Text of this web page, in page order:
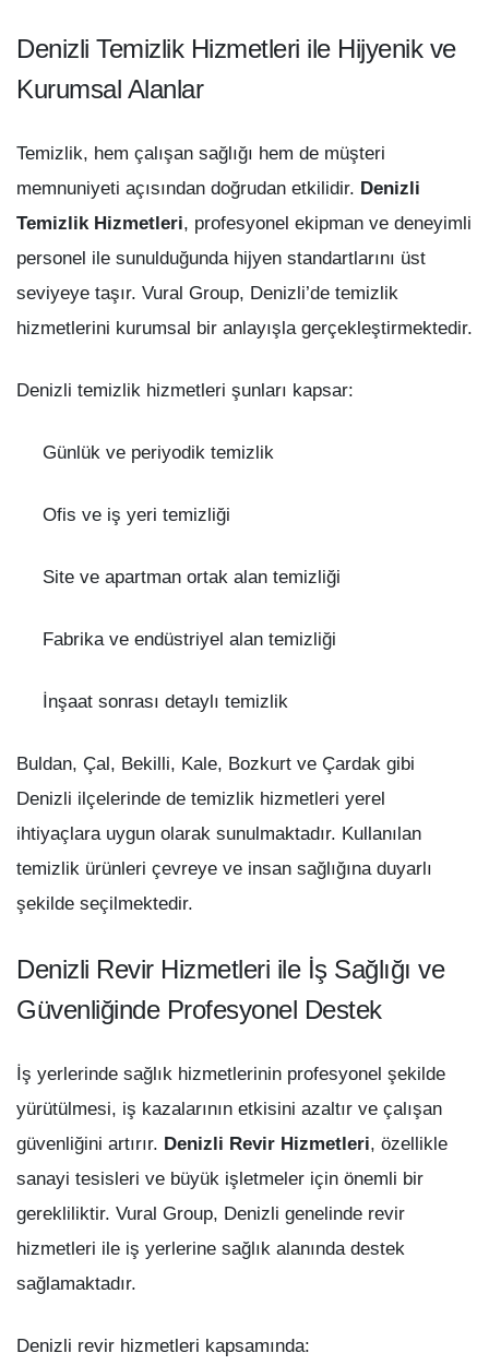
Denizli Temizlik Hizmetleri ile Hijyenik ve
Kurumsal Alanlar
Temizlik, hem çalışan sağlığı hem de müşteri
memnuniyeti açısından doğrudan etkilidir. Denizli
Temizlik Hizmetleri, profesyonel ekipman ve deneyimli
personel ile sunulduğunda hijyen standartlarını üst
seviyeye taşır. Vural Group, Denizli’de temizlik
hizmetlerini kurumsal bir anlayışla gerçekleştirmektedir.
Denizli temizlik hizmetleri şunları kapsar:
Günlük ve periyodik temizlik
Ofis ve iş yeri temizliği
Site ve apartman ortak alan temizliği
Fabrika ve endüstriyel alan temizliği
İnşaat sonrası detaylı temizlik
Buldan, Çal, Bekilli, Kale, Bozkurt ve Çardak gibi
Denizli ilçelerinde de temizlik hizmetleri yerel
ihtiyaçlara uygun olarak sunulmaktadır. Kullanılan
temizlik ürünleri çevreye ve insan sağlığına duyarlı
şekilde seçilmektedir.
Denizli Revir Hizmetleri ile İş Sağlığı ve
Güvenliğinde Profesyonel Destek
İş yerlerinde sağlık hizmetlerinin profesyonel şekilde
yürütülmesi, iş kazalarının etkisini azaltır ve çalışan
güvenliğini artırır. Denizli Revir Hizmetleri, özellikle
sanayi tesisleri ve büyük işletmeler için önemli bir
gerekliliktir. Vural Group, Denizli genelinde revir
hizmetleri ile iş yerlerine sağlık alanında destek
sağlamaktadır.
Denizli revir hizmetleri kapsamında: